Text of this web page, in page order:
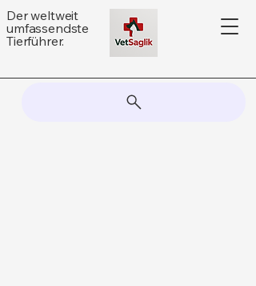
Der weltweit
umfassendste
Tierführer.